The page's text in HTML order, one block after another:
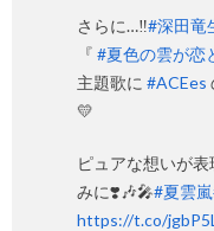
さらに…‼︎#深田竜
『 #夏色の雲が恋
主題歌に #ACEes
💛
ピュアな想いが
みに❣️🎶🎤#夏雲嵐
https://t.co/